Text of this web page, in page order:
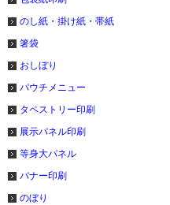
のし紙・掛け紙・帯紙
箸袋
おしぼり
パウチメニュー
タペストリー印刷
展示パネル印刷
等身大パネル
バナー印刷
のぼり